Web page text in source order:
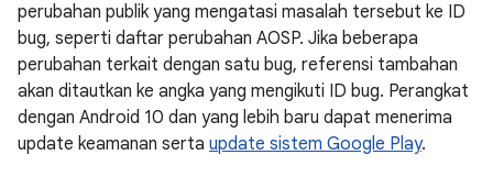
perubahan publik yang mengatasi masalah tersebut ke ID
bug, seperti daftar perubahan AOSP. Jika beberapa
perubahan terkait dengan satu bug, referensi tambahan
akan ditautkan ke angka yang mengikuti ID bug. Perangkat
dengan Android 10 dan yang lebih baru dapat menerima
update keamanan serta update sistem Google Play.